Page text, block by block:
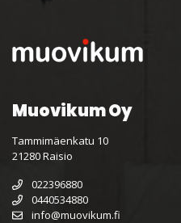
Muovikum Oy
Tammimäenkatu 10
21280 Raisio
022396880
0440534880
info@muovikum.fi